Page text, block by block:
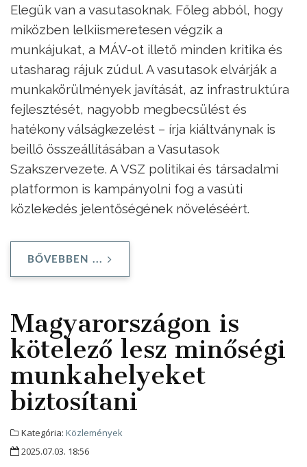
Elegük van a vasutasoknak. Főleg abból, hogy
miközben lelkiismeretesen végzik a
munkájukat, a MÁV-ot illető minden kritika és
utasharag rájuk zúdul. A vasutasok elvárják a
munkakörülmények javítását, az infrastruktúra
fejlesztését, nagyobb megbecsülést és
hatékony válságkezelést – írja kiáltványnak is
beillő összeállításában a Vasutasok
Szakszervezete. A VSZ politikai és társadalmi
platformon is kampányolni fog a vasúti
közlekedés jelentőségének növeléséért.
BŐVEBBEN ...
Magyarországon is
kötelező lesz minőségi
munkahelyeket
biztosítani
Kategória: Közlemények
2025.07.03. 18:56